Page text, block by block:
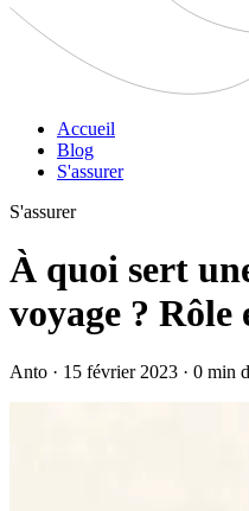
Accueil
Blog
S'assurer
S'assurer
À quoi sert
voyage ? Rôle
Anto · 15 février 2023 · 0 min